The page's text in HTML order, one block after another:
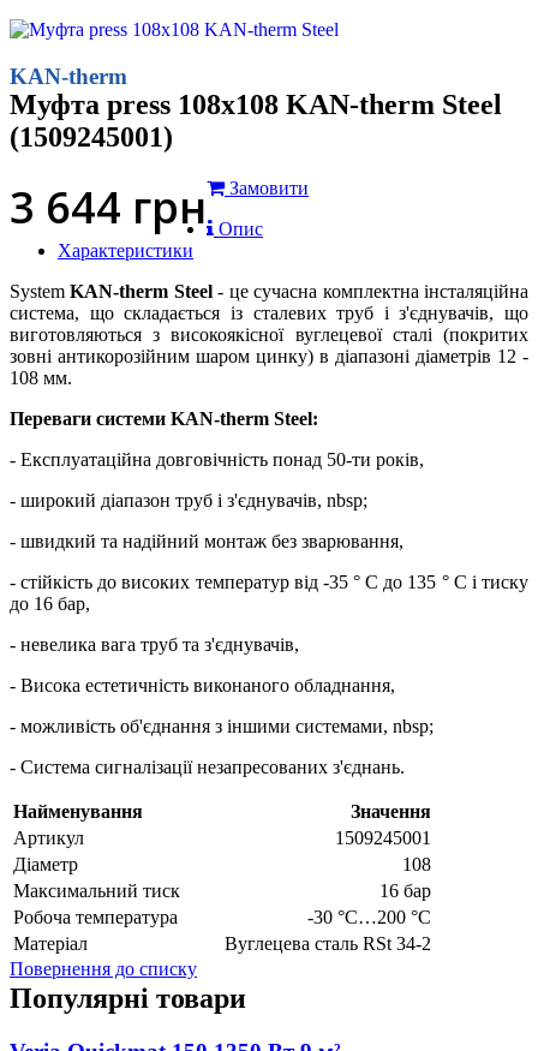
KAN-therm
Муфта press 108x108 KAN-therm Steel
(1509245001)
3 644 грн
Замовити
Опис
Характеристики
SystemKAN-therm Steel- це сучасна комплектна інсталяційна
система, що складається із сталевих труб і з'єднувачів, що
виготовляються з високоякісної вуглецевої сталі (покритих
зовні антикорозійним шаром цинку) в діапазоні діаметрів 12 -
108 мм.
Переваги системи KAN-therm Steel:
- Експлуатаційна довговічність понад 50-ти років,
- широкий діапазон труб і з'єднувачів, nbsp;
- швидкий та надійний монтаж без зварювання,
- стійкість до високих температур від -35 ° C до 135 ° C і тиску
до 16 бар,
- невелика вага труб та з'єднувачів,
- Висока естетичність виконаного обладнання,
- можливість об'єднання з іншими системами, nbsp;
- Система сигналізації незапресованих з'єднань.
Найменування
Значення
Артикул
1509245001
Діаметр
108
Максимальний тиск
16 бар
Робоча температура
-30 °C…200 °C
Матеріал
Вуглецева сталь RSt 34-2
Повернення до списку
Популярні товари